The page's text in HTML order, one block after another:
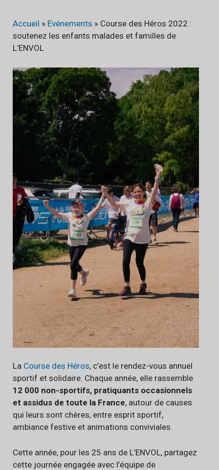
Accueil » Evénements » Course des Héros 2022 :
soutenez les enfants malades et familles de
L’ENVOL
La Course des Héros, c’est le rendez-vous annuel
sportif et solidaire. Chaque année, elle rassemble
12 000 non-sportifs, pratiquants occasionnels
et assidus de toute la France, autour de causes
qui leurs sont chères, entre esprit sportif,
ambiance festive et animations conviviales.
Cette année, pour les 25 ans de L’ENVOL, partagez
cette journée engagée avec l’équipe de